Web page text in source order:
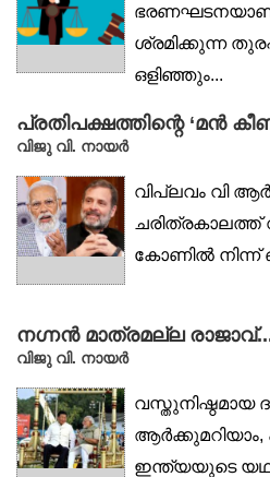
ഭരണഘടനയാണ്
ശ്രമിക്കുന്ന
ഒളിഞ്ഞും...
പ്രതിപക്ഷത്തിന്റെ ‘മൻ
വിജു വി. നായര്‍
വിപ്ലവം വി
ചരിത്രകാലത്ത്
കോണിൽ നിന്ന്
നഗ്നൻ മാത്രമല്ല
വിജു വി. നായര്‍
വസ്തുനിഷ്ഠമായ
ഇന്ത്യയുടെ